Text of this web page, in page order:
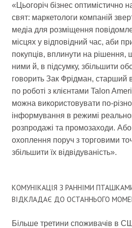
«Цьогоріч бізнес
свят: маркетологи компаній
медіа для розміщення
місцях у відповідний час, аби
покупців, вплинути на
ними й, в підсумку, збільшити
говорить Зак Фрідман, старший
по роботі з клієнтами Talon
можна використовувати по-
інформування в режимі
розпродажі та промозаходи.
охоплення поруч з торговими
збільшити їх відвідуваність».
КОМУНІКАЦІЯ З РАННІМИ
ВІДКЛАДАЄ ДО ОСТАННЬОГО
Більше третини споживачів в